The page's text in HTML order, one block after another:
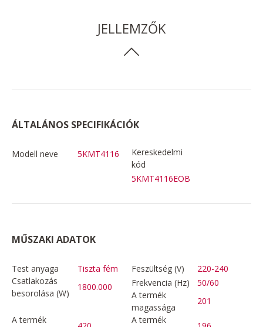
JELLEMZŐK
ÁLTALÁNOS SPECIFIKÁCIÓK
Modell neve 5KMT4116
Kereskedelmi
kód
5KMT4116EOB
MŰSZAKI ADATOK
Test anyaga Tiszta fém Feszültség (V)
220-240
Csatlakozás
besorolása (W)
1800.000 Frekvencia (Hz)
50/60
A termék
magassága
201
A termék
A termék